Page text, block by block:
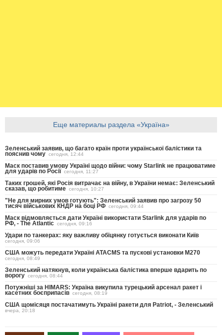
Еще материалы раздела «Україна»
Зеленський заявив, що багато країн проти української балістики та
пояснив чому сегодня, 12:44
Маск поставив умову Україні щодо війни: чому Starlink не працюватиме
для ударів по Росії сегодня, 11:27
Таких грошей, які Росія витрачає на війну, в України немає: Зеленський
сказав, що робитиме сегодня, 10:27
"Не для мирних умов готують": Зеленський заявив про загрозу 50
тисяч військових КНДР на боці РФ сегодня, 09:44
Маск відмовляється дати Україні використати Starlink для ударів по
РФ, - The Atlantic сегодня, 09:16
Удари по танкерах: яку важливу обіцянку готується виконати Київ
сегодня, 09:06
США можуть передати Україні ATACMS та пускові установки M270
сегодня, 08:49
Зеленський натякнув, коли українська балістика вперше вдарить по
ворогу сегодня, 08:44
Потужніші за HIMARS: Україна викупила турецький арсенал ракет і
касетних боєприпасів сегодня, 08:19
США щомісяця постачатимуть Україні ракети для Patriot, - Зеленський
вчера, 20:18